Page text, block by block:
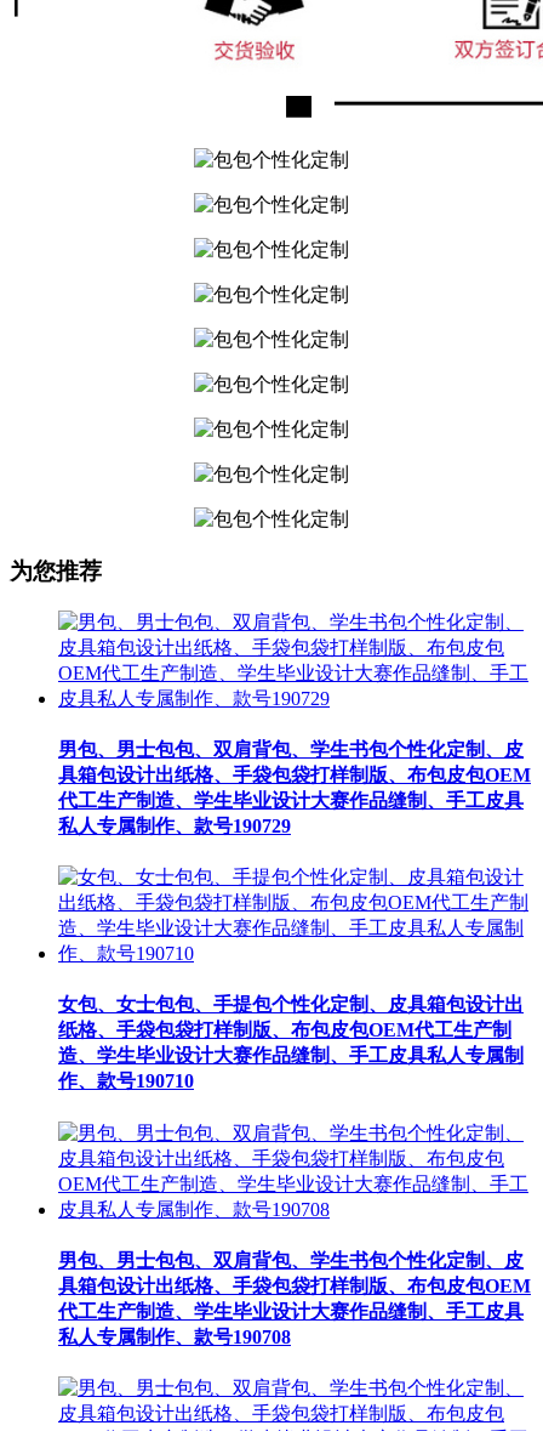
为您推荐
男包、男士包包、双肩背包、学生书包个性化定制、皮
具箱包设计出纸格、手袋包袋打样制版、布包皮包OEM
代工生产制造、学生毕业设计大赛作品缝制、手工皮具
私人专属制作、款号190729
女包、女士包包、手提包个性化定制、皮具箱包设计出
纸格、手袋包袋打样制版、布包皮包OEM代工生产制
造、学生毕业设计大赛作品缝制、手工皮具私人专属制
作、款号190710
男包、男士包包、双肩背包、学生书包个性化定制、皮
具箱包设计出纸格、手袋包袋打样制版、布包皮包OEM
代工生产制造、学生毕业设计大赛作品缝制、手工皮具
私人专属制作、款号190708